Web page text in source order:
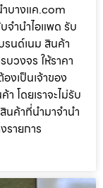
าบางแค.com
จำนำไอแพด รับ
รนด์เนม สินค้า
วงจร ให้ราคา
งเป็นเจ้าของ
โดยเราจะไม่รับ
นค้าที่นำมาจำนำ
รายการ